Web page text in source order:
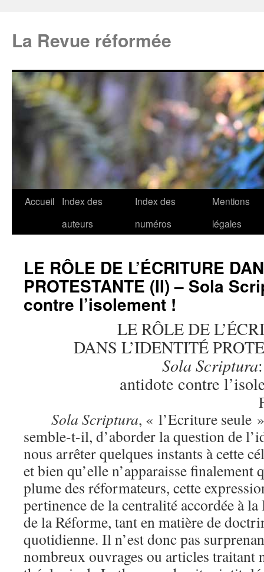
La Revue réformée
Accueil
Index des
auteurs
Index des
numéros
Mentions
légales
LE RÔLE DE L’ÉCRITURE
PROTESTANTE (II) – Sola
contre l’isolement !
LE RÔLE DE
DANS L’IDENTITÉ
Sola Scriptura:
antidote contre
Sola Scriptura, « l’Ecriture seule
semble-t-il, d’aborder la question de
nous arrêter quelques instants à cette
et bien qu’elle n’apparaisse finalement
plume des réformateurs, cette
pertinence de la centralité accordée à
de la Réforme, tant en matière de
quotidienne. Il n’est donc pas
nombreux ouvrages ou articles traitant